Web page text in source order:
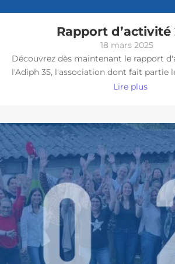
Rapport d’activité
18 mars 2025
Découvrez dès maintenant le rapport
l'Adiph 35, l'association dont fait partie
Lire plus